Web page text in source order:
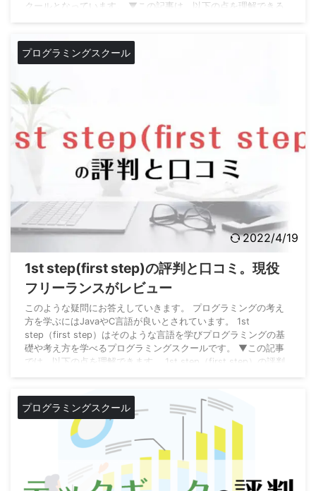
クールとなっています。 ▼この記事は、以下の点を理解できる
ジニアに興味があり、ネットビジョンアカデミーが気になってい
るという方は最後までご覧になってみてくださ ...
プログラミングスクール
2022/4/19
1st step(first step)の評判と口コミ。現役
フリーランスがレビュー
このような疑問にお答えしていきます。 プログラミングの考え
方を学ぶにはJavaやC言語が良いとされています。 1st
step（first step）はそのような言語を学びプログラミングの基
礎や考え方を学べるプログラミングスクールです。 ▼この記事
では、以下の点を理解できます。 1st step（first step）の評判
方は最後 ...
プログラミングスクール